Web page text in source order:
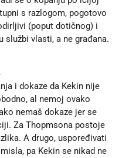
s razlogom, pogotovo
(poput dotičnog) i
službi vlasti, a ne građana.
i dokaze da Kekin nije
al nemoj ovako
nemaš dokaze jer se
Za Thopmsona postoje
A drugo, uspoređivati
pa Kekin se nikad ne